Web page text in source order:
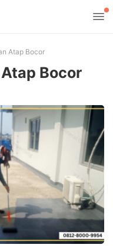
Atap Bocor
Bocor